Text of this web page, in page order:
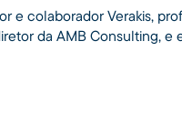
e colaborador Verakis,
da AMB Consulting, e